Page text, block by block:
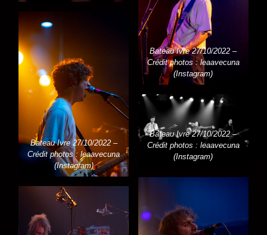
Bateau Ivre 27/10/2022 –
Crédit photos : leaavecuna
(Instagram)
Bateau Ivre 27/10/2022 –
Crédit photos : leaavecuna
(Instagram)
Bateau Ivre 27/10/2022 –
Crédit photos : leaavecuna
(Instagram)